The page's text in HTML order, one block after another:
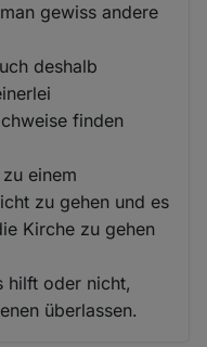
gewiss andere
deshalb
finden
einem
zu gehen und es
Kirche zu gehen
hilft oder nicht,
überlassen.